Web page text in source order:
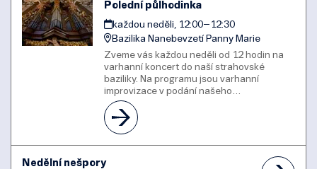
Polední půlhodinka
každou neděli, 12:00– 12:30
Bazilika Nanebevzetí Panny Marie
Zveme vás každou neděli od 12 hodin na
varhanní koncert do naší strahovské
baziliky. Na programu jsou varhanní
improvizace v podání našeho…
Nedělní nešpory